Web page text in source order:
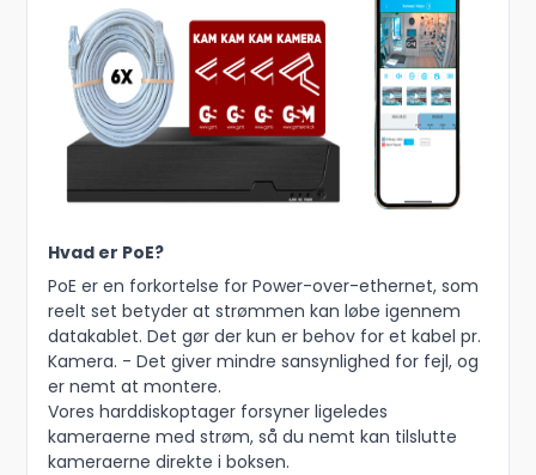
Hvad er PoE?
PoE er en forkortelse for Power-over-ethernet, som
reelt set betyder at strømmen kan løbe igennem
datakablet. Det gør der kun er behov for et kabel pr.
Kamera. - Det giver mindre sansynlighed for fejl, og
er nemt at montere.
Vores harddiskoptager forsyner ligeledes
kameraerne med strøm, så du nemt kan tilslutte
kameraerne direkte i boksen.